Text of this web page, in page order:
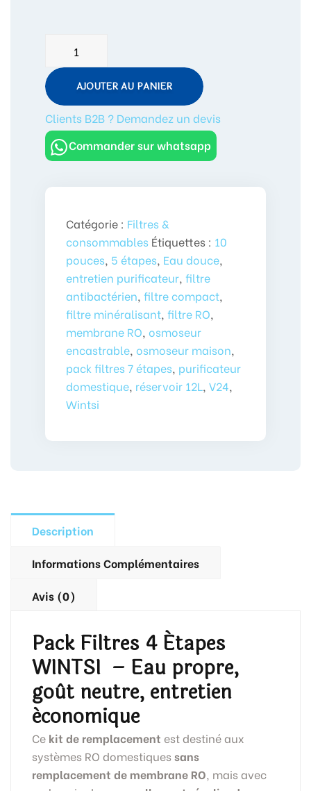
Pack
de
Filtres
4
Étapes
AJOUTER AU PANIER
Clients B2B ? Demandez un devis
Commander sur whatsapp
Catégorie : Filtres &
consommables Étiquettes : 10
pouces, 5 étapes, Eau douce,
entretien purificateur, filtre
antibactérien, filtre compact,
filtre minéralisant, filtre RO,
membrane RO, osmoseur
encastrable, osmoseur maison,
pack filtres 7 étapes, purificateur
domestique, réservoir 12L, V24,
Wintsi
Description
Informations Complémentaires
Avis (0)
Pack Filtres 4 Étapes
WINTSI – Eau propre,
goût neutre, entretien
économique
Ce kit de remplacement est destiné aux
systèmes RO domestiquessans
remplacement de membrane RO, mais avec